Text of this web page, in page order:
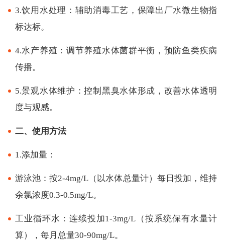
3.饮用水处理：辅助消毒工艺，保障出厂水微生物指
标达标。
4.水产养殖：调节养殖水体菌群平衡，预防鱼类疾病
传播。
5.景观水体维护：控制黑臭水体形成，改善水体透明
度与观感。
二、使用方法
1.添加量：
游泳池：按2-4mg/L（以水体总量计）每日投加，维持
余氯浓度0.3-0.5mg/L。
工业循环水：连续投加1-3mg/L（按系统保有水量计
算），每月总量30-90mg/L。